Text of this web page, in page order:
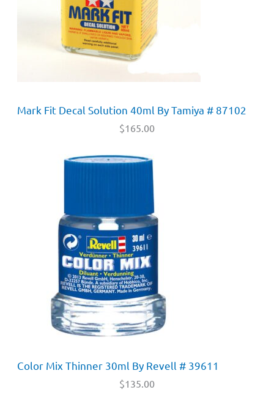
Mark Fit Decal Solution 40ml By Tamiya # 87102
$165.00
Color Mix Thinner 30ml By Revell # 39611
$135.00